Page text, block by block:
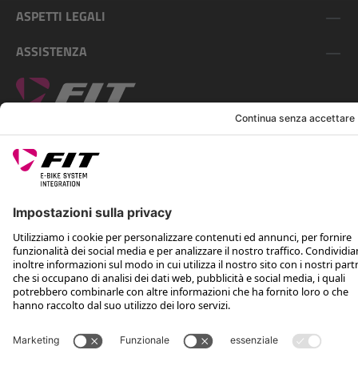
ASPETTI LEGALI
ASSISTENZA
*Prezzo consigliato non vincolante, incl. IVA e spese di spedizione
Rotax Bike Technology AG © 2025